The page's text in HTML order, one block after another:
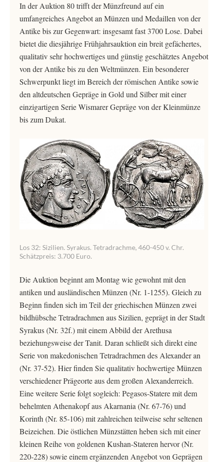
In der Auktion 80 trifft der Münzfreund auf ein
umfangreiches Angebot an Münzen und Medaillen von der
Antike bis zur Gegenwart: insgesamt fast 3700 Lose. Dabei
bietet die diesjährige Frühjahrsauktion ein breit gefächertes,
qualitativ sehr hochwertiges und günstig geschätztes Angebot
von der Antike bis zu den Weltmünzen. Ein besonderer
Schwerpunkt liegt im Bereich der römischen Antike sowie
den altdeutschen Gepräge in Gold und Silber mit einer
einzigartigen Serie Wismarer Gepräge von der Kleinmünze
bis zum Dukat.
Los 32: Sizilien. Syrakus. Tetradrachme, 460-450 v. Chr.
Schätzpreis: 3.700 Euro.
Die Auktion beginnt am Montag wie gewohnt mit den
antiken und ausländischen Münzen (Nr. 1-1255). Gleich zu
Beginn finden sich im Teil der griechischen Münzen zwei
bildhübsche Tetradrachmen aus Sizilien, geprägt in der Stadt
Syrakus (Nr. 32f.) mit einem Abbild der Arethusa
beziehungsweise der Tanit. Daran schließt sich direkt eine
Serie von makedonischen Tetradrachmen des Alexander an
(Nr. 37-52). Hier finden Sie qualitativ hochwertige Münzen
verschiedener Prägeorte aus dem großen Alexanderreich.
Eine weitere Serie folgt sogleich: Pegasos-Statere mit dem
behelmten Athenakopf aus Akarnania (Nr. 67-76) und
Korinth (Nr. 85-106) mit zahlreichen teilweise sehr seltenen
Beizeichen. Die östlichen Münzstätten heben sich mit einer
kleinen Reihe von goldenen Kushan-Stateren hervor (Nr.
220-228) sowie einem ergänzenden Angebot von Geprägen